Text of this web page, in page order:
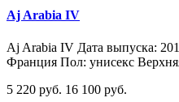
Aj Arabia IV
Aj Arabia IV Дата выпуска:
Франция Пол: унисекс
5 220 руб. 16 100 руб.